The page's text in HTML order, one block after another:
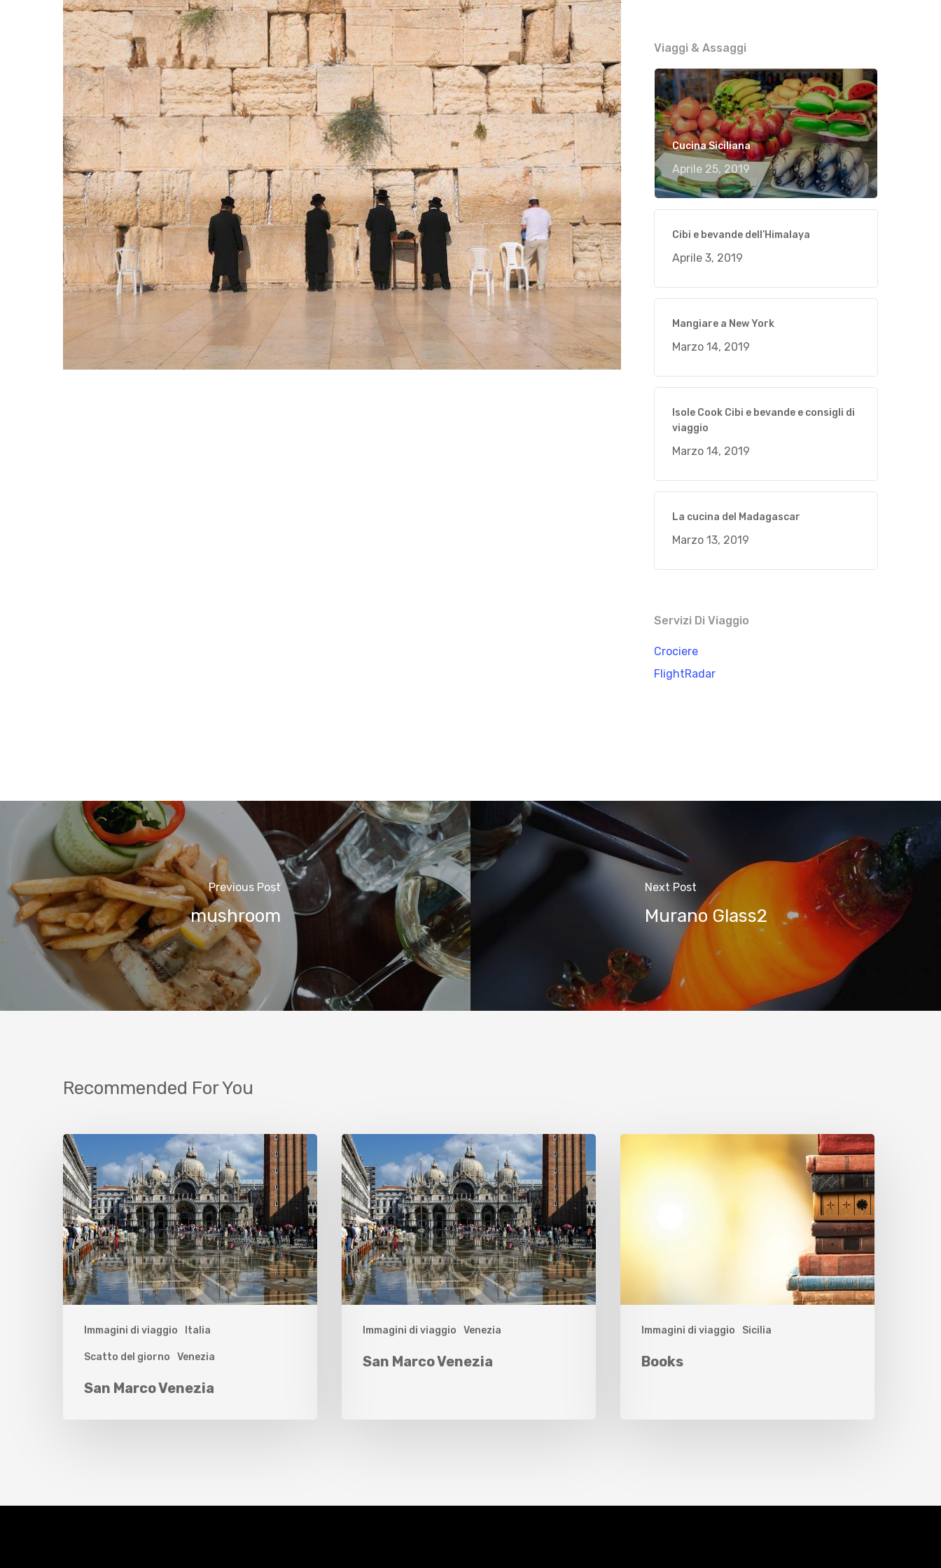
Hit enter to search or ESC to close
Viaggi & Assaggi
Cucina Siciliana
Aprile 25, 2019
Cibi e bevande dell’Himalaya
Aprile 3, 2019
Mangiare a New York
Marzo 14, 2019
Isole Cook Cibi e bevande e consigli di
viaggio
Marzo 14, 2019
La cucina del Madagascar
Marzo 13, 2019
Servizi Di Viaggio
Crociere
FlightRadar
Previous Post
mushroom
Next Post
Murano Glass2
Recommended For You
Immagini di viaggio Italia
Scatto del giorno Venezia
San Marco Venezia
Immagini di viaggio Venezia
San Marco Venezia
Immagini di viaggio Sicilia
Books